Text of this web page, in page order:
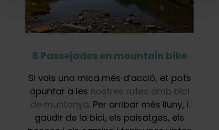
6 Passejades en mountain bike
Si vols una mica més d’acció, et pots
apuntar a les nostres rutes amb bici
de muntanya. Per arribar més lluny, i
gaudir de la bici, els paisatges, els